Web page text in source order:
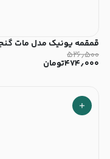
قمقمه یونیک مدل مات گنجایش 820 سی‌سی
۵۲۶٫۵۰۰
۴۷۴٫۰۰۰تومان